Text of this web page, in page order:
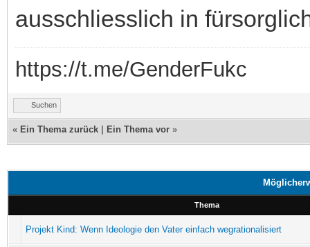
ausschliesslich in
https://t.me/GenderFukc
Suchen
« Ein Thema zurück Ein Thema vor »
Thema
Projekt Kind: Wenn Ideologie den Vater einfach wegrationalisiert